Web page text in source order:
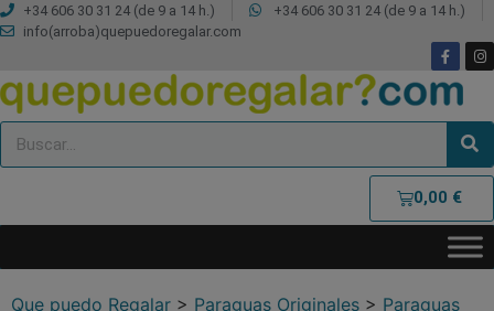
+34 606 30 31 24 (de 9 a 14 h.)
+34 606 30 31 24 (de 9 a 14 h.)
info(arroba)quepuedoregalar.com
0,00 €
Que puedo Regalar > Paraguas Originales > Paraguas